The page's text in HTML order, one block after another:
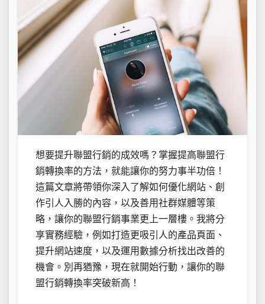
想要提升聯盟行銷的成效嗎？掌握提高聯盟行
銷轉換率的方法，就能讓你的努力事半功倍！
這篇文章將帶領你深入了解如何優化網站、創
作引人入勝的內容，以及善用社群媒體等策
略，讓你的聯盟行銷事業更上一層樓。我將分
享實務經驗，例如打造更吸引人的產品頁面、
提升網站速度，以及運用數據分析找出改善的
機會。別再猶豫，現在就開始行動，讓你的聯
盟行銷轉換率突破新高！